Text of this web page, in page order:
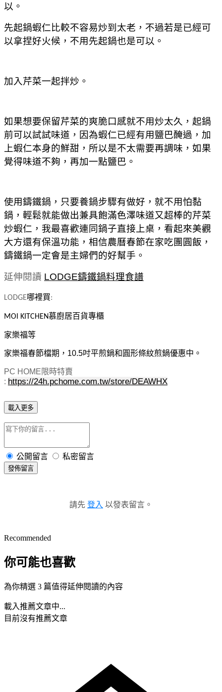
以。
先起鍋蝦仁比較不容易炒到太老，不過若是已經可
以拿捏好火候，不用先起鍋也是可以。
加入芹菜一起拌炒。
如果想要保留芹菜的爽脆口感就不用炒太久，起鍋
前可以試試味道，因為蝦仁已經有用鹽巴醃過，加
上蝦仁本身的鮮甜，所以是不太需要再調味，如果
覺得味道不夠，再加一點鹽巴。
使用鑄鐵鍋，只要養鍋步驟有做好，就不用怕黏
鍋，輕鬆就能做出兼具飽滿色澤味道又超棒的芹菜
炒蝦仁，我最喜歡連同鍋子直接上桌，看起來美觀
大方還有保溫功能，相信農曆春節在家吃團圓飯，
鑄鐵鍋一定會是主婦們的好幫手。
延伸閱讀 LODGE鑄鐵鍋料理食譜
LODGE哪裡買:
MOI KITCHEN慕廚居百貨專櫃
家樂福等
家樂福春節檔期，10.5吋平煎鍋和圓形條紋煎鍋優惠中。
PC HOME限時特賣
: https://24h.pchome.com.tw/store/DEAWHX
載入更多
公開留言 私密留言
發佈留言
請先 登入 以發表留言。
Recommended
你可能也喜歡
為你精選 3 篇值得延伸閱讀的內容
載入推薦文章中...
目前沒有推薦文章